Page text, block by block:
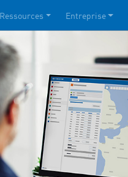
Ressources Entreprise